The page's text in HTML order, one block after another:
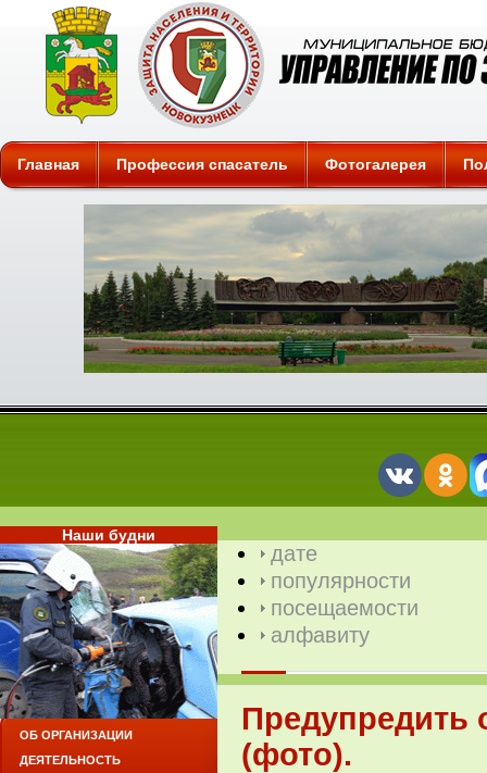
Защита
Главная Профессия спасатель Фотогалерея
дате
популярности
посещаемости
алфавиту
Предупредить
(фото).
Наши будни
ОБ ОРГАНИЗАЦИИ
ДЕЯТЕЛЬНОСТЬ